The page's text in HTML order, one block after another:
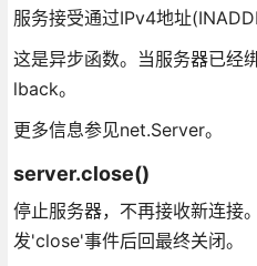
服务接受通过IPv4地址
这是异步函数。当服务器已经
lback。
更多信息参见net.Server。
server.close()
停止服务器，不再接收新连接
发'close'事件后回最终关闭。